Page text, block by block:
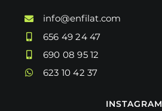
info@enfilat.com
656 49 24 47
690 08 95 12
623 10 42 37
INSTAGRAM